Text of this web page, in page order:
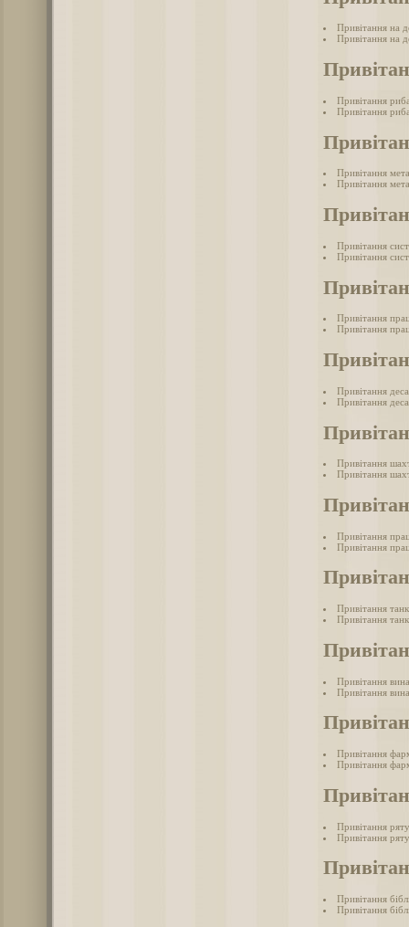
Привітання на
Привітання на
Привітання
Привітання
Привітання
Привітання
Привітання
Привітання
Привітання
Привітання
Привітання
Привітання
Привітання
Привітання
Привітання
Привітання
Привітання
Привітання
Привітання
Привітання
Привітання
Привітання
Привітання
Привітання
Привітання
Привітання